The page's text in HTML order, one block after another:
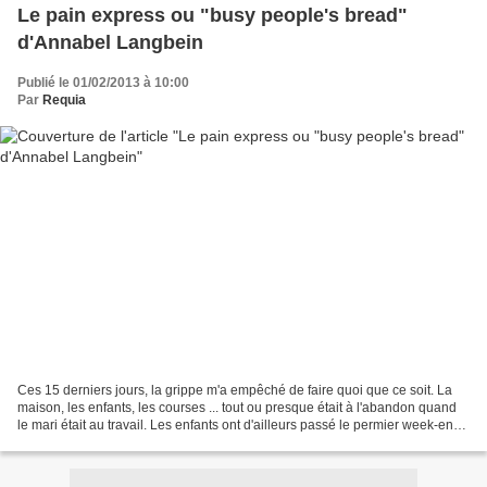
Le pain express ou "busy people's bread"
d'Annabel Langbein
Publié le 01/02/2013 à 10:00
Par Requia
Ces 15 derniers jours, la grippe m'a empêché de faire quoi que ce soit. La
maison, les enfants, les courses ... tout ou presque était à l'abandon quand
le mari était au travail. Les enfants ont d'ailleurs passé le permier week-end